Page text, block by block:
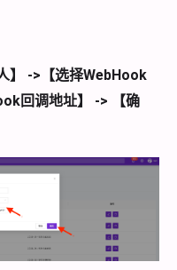
】 ->【选择WebHook
回调地址】 -> 【确